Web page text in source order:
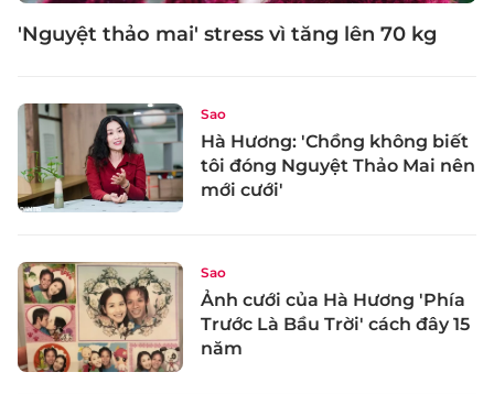
'Nguyệt thảo mai' stress vì tăng lên 70 kg
Sao
Hà Hương: 'Chồng không biết
tôi đóng Nguyệt Thảo Mai nên
mới cưới'
Sao
Ảnh cưới của Hà Hương 'Phía
Trước Là Bầu Trời' cách đây 15
năm